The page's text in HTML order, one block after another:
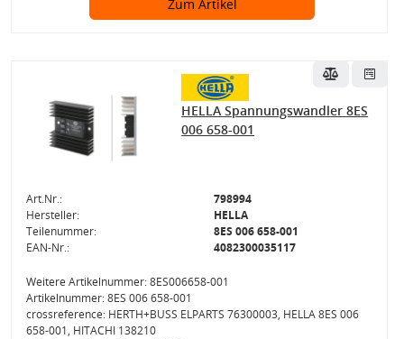
Zum Artikel
HELLA Spannungswandler 8ES
006 658-001
Art.Nr.:
798994
Hersteller:
HELLA
Teilenummer:
8ES 006 658-001
EAN-Nr.:
4082300035117
Weitere Artikelnummer: 8ES006658-001
Artikelnummer: 8ES 006 658-001
crossreference: HERTH+BUSS ELPARTS 76300003, HELLA 8ES 006
658-001, HITACHI 138210